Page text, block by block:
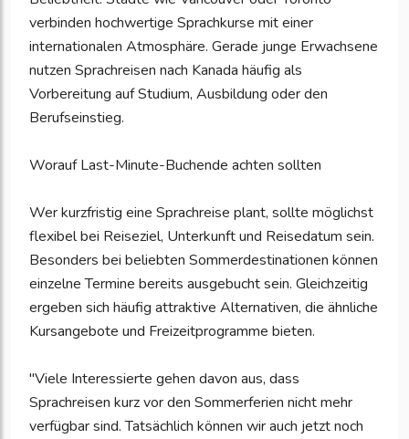
verbinden hochwertige Sprachkurse mit einer
internationalen Atmosphäre. Gerade junge Erwachsene
nutzen Sprachreisen nach Kanada häufig als
Vorbereitung auf Studium, Ausbildung oder den
Berufseinstieg.
Worauf Last-Minute-Buchende achten sollten
Wer kurzfristig eine Sprachreise plant, sollte möglichst
flexibel bei Reiseziel, Unterkunft und Reisedatum sein.
Besonders bei beliebten Sommerdestinationen können
einzelne Termine bereits ausgebucht sein. Gleichzeitig
ergeben sich häufig attraktive Alternativen, die ähnliche
Kursangebote und Freizeitprogramme bieten.
"Viele Interessierte gehen davon aus, dass
Sprachreisen kurz vor den Sommerferien nicht mehr
verfügbar sind. Tatsächlich können wir auch jetzt noch